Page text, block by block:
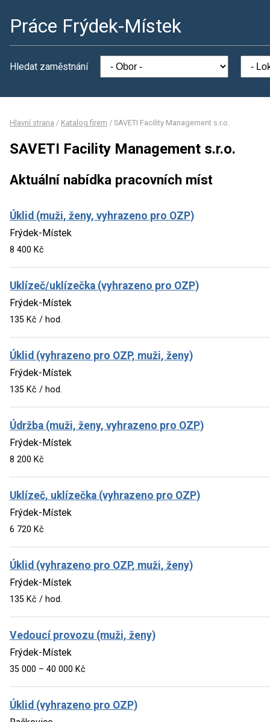
Práce Frýdek-Místek
Hledat zaměstnání
Hlavní strana / Katalog firem / SAVETI Facility Management s.r.o.
SAVETI Facility Management s.r.o.
Aktuální nabídka pracovních míst
Úklid (muži, ženy, vyhrazeno pro OZP)
Frýdek-Místek
8 400 Kč
Uklízeč/uklízečka (vyhrazeno pro OZP)
Frýdek-Místek
135 Kč / hod.
Úklid (vyhrazeno pro OZP, muži, ženy)
Frýdek-Místek
135 Kč / hod.
Údržba (muži, ženy, vyhrazeno pro OZP)
Frýdek-Místek
8 200 Kč
Uklízeč, uklízečka (vyhrazeno pro OZP)
Frýdek-Místek
6 720 Kč
Úklid (vyhrazeno pro OZP, muži, ženy)
Frýdek-Místek
135 Kč / hod.
Vedoucí provozu (muži, ženy)
Frýdek-Místek
35 000 – 40 000 Kč
Úklid (vyhrazeno pro OZP)